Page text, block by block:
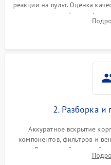
реакции на пульт. Оценка
наличия артефактов
системы охлаждения по
2. Разборка и
Аккуратное вскрытие
компонентов, фильтров и
пыли. Визуальный осмотр
материнской платы на